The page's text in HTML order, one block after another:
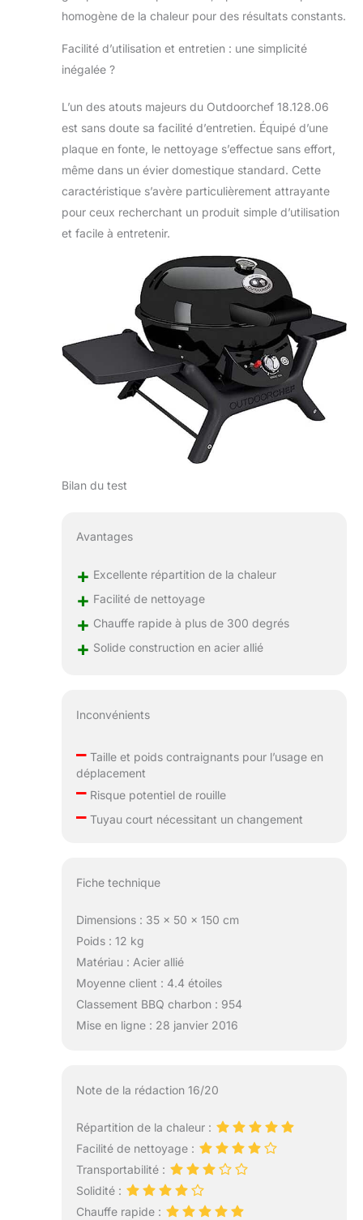
homogène de la chaleur pour des résultats constants.
Facilité d’utilisation et entretien : une simplicité
inégalée ?
L’un des atouts majeurs du Outdoorchef 18.128.06
est sans doute sa facilité d’entretien. Équipé d’une
plaque en fonte, le nettoyage s’effectue sans effort,
même dans un évier domestique standard. Cette
caractéristique s’avère particulièrement attrayante
pour ceux recherchant un produit simple d’utilisation
et facile à entretenir.
Bilan du test
Avantages
+ Excellente répartition de la chaleur
+ Facilité de nettoyage
+ Chauffe rapide à plus de 300 degrés
+ Solide construction en acier allié
Inconvénients
–Taille et poids contraignants pour l’usage en
déplacement
–Risque potentiel de rouille
–Tuyau court nécessitant un changement
Fiche technique
Dimensions : 35 x 50 x 150 cm
Poids : 12 kg
Matériau : Acier allié
Moyenne client : 4.4 étoiles
Classement BBQ charbon : 954
Mise en ligne : 28 janvier 2016
Note de la rédaction 16/20
Répartition de la chaleur :
Facilité de nettoyage :
Transportabilité :
Solidité :
Chauffe rapide :